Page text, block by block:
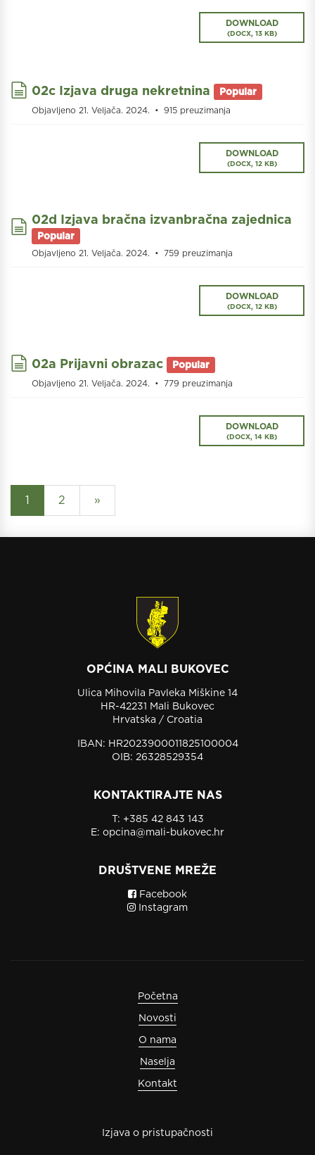
DOWNLOAD
(DOCX, 13 KB)
document
02c Izjava druga nekretnina Popular
Objavljeno 21. Veljača. 2024. 915 preuzimanja
DOWNLOAD
(DOCX, 12 KB)
document
02d Izjava bračna izvanbračna zajednica
Popular
Objavljeno 21. Veljača. 2024. 759 preuzimanja
DOWNLOAD
(DOCX, 12 KB)
document
02a Prijavni obrazac Popular
Objavljeno 21. Veljača. 2024. 779 preuzimanja
DOWNLOAD
(DOCX, 14 KB)
1 2 »
OPĆINA MALI BUKOVEC
Ulica Mihovila Pavleka Miškine 14
HR-42231 Mali Bukovec
Hrvatska / Croatia
IBAN: HR2023900011825100004
OIB: 26328529354
KONTAKTIRAJTE NAS
T: +385 42 843 143
E: opcina@mali-bukovec.hr
DRUŠTVENE MREŽE
Facebook
Instagram
Početna
Novosti
O nama
Naselja
Kontakt
Izjava o pristupačnosti